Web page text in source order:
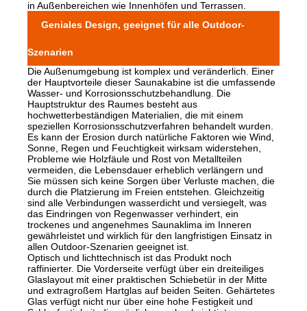
in Außenbereichen wie Innenhöfen und Terrassen.
Geniales Design, geeignet für alle Outdoor-
Szenarien
Die Außenumgebung ist komplex und veränderlich. Einer
der Hauptvorteile dieser Saunakabine ist die umfassende
Wasser- und Korrosionsschutzbehandlung. Die
Hauptstruktur des Raumes besteht aus
hochwetterbeständigen Materialien, die mit einem
speziellen Korrosionsschutzverfahren behandelt wurden.
Es kann der Erosion durch natürliche Faktoren wie Wind,
Sonne, Regen und Feuchtigkeit wirksam widerstehen,
Probleme wie Holzfäule und Rost von Metallteilen
vermeiden, die Lebensdauer erheblich verlängern und
Sie müssen sich keine Sorgen über Verluste machen, die
durch die Platzierung im Freien entstehen. Gleichzeitig
sind alle Verbindungen wasserdicht und versiegelt, was
das Eindringen von Regenwasser verhindert, ein
trockenes und angenehmes Saunaklima im Inneren
gewährleistet und wirklich für den langfristigen Einsatz in
allen Outdoor-Szenarien geeignet ist.
Optisch und lichttechnisch ist das Produkt noch
raffinierter. Die Vorderseite verfügt über ein dreiteiliges
Glaslayout mit einer praktischen Schiebetür in der Mitte
und extragroßem Hartglas auf beiden Seiten. Gehärtetes
Glas verfügt nicht nur über eine hohe Festigkeit und